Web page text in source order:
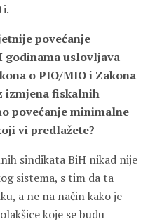
povećanje
godinama uslovljava
o PIO/MIO i Zakona
izmjena fiskalnih
povećanje minimalne
vi predlažete?
sindikata BiH nikad nije
sistema, s tim da ta
a ne na način kako je
koje se budu